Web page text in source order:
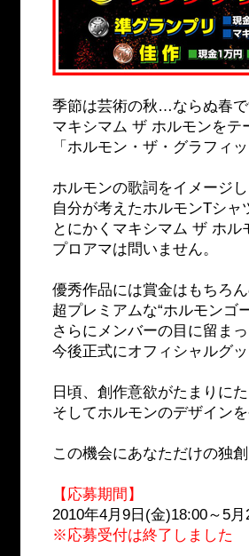
季節は芸術の秋…ならぬ春
マキシマム ザ ホルモンを
「ホルモン・ザ・グラフィ
ホルモンの歌詞をイメージ
自分が考えたホルモンTシ
とにかくマキシマム ザ ホ
プロアマは問いません。
優秀作品には賞金はもちろ
超プレミアムな“ホルモンゴ
さらにメンバーの目に留ま
今後正式にオフィシャルグ
日頃、創作意欲がたまりに
そしてホルモンのデザイン
この機会にあなただけの独
【応募期間】
2010年4月9日(金)18:00～5
※応募受付は終了しました